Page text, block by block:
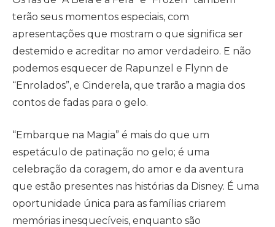
terão seus momentos especiais, com
apresentações que mostram o que significa ser
destemido e acreditar no amor verdadeiro. E não
podemos esquecer de Rapunzel e Flynn de
“Enrolados”, e Cinderela, que trarão a magia dos
contos de fadas para o gelo.
“Embarque na Magia” é mais do que um
espetáculo de patinação no gelo; é uma
celebração da coragem, do amor e da aventura
que estão presentes nas histórias da Disney. É uma
oportunidade única para as famílias criarem
memórias inesquecíveis, enquanto são